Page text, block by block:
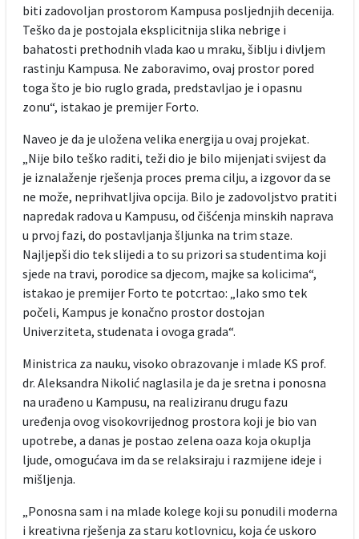
biti zadovoljan prostorom Kampusa posljednjih decenija.
Teško da je postojala eksplicitnija slika nebrige i
bahatosti prethodnih vlada kao u mraku, šiblju i divljem
rastinju Kampusa. Ne zaboravimo, ovaj prostor pored
toga što je bio ruglo grada, predstavljao je i opasnu
zonu“, istakao je premijer Forto.
Naveo je da je uložena velika energija u ovaj projekat.
„Nije bilo teško raditi, teži dio je bilo mijenjati svijest da
je iznalaženje rješenja proces prema cilju, a izgovor da se
ne može, neprihvatljiva opcija. Bilo je zadovoljstvo pratiti
napredak radova u Kampusu, od čišćenja minskih naprava
u prvoj fazi, do postavljanja šljunka na trim staze.
Najljepši dio tek slijedi a to su prizori sa studentima koji
sjede na travi, porodice sa djecom, majke sa kolicima“,
istakao je premijer Forto te potcrtao: „Iako smo tek
počeli, Kampus je konačno prostor dostojan
Univerziteta, studenata i ovoga grada“.
Ministrica za nauku, visoko obrazovanje i mlade KS prof.
dr. Aleksandra Nikolić naglasila je da je sretna i ponosna
na urađeno u Kampusu, na realiziranu drugu fazu
uređenja ovog visokovrijednog prostora koji je bio van
upotrebe, a danas je postao zelena oaza koja okuplja
ljude, omogućava im da se relaksiraju i razmijene ideje i
mišljenja.
„Ponosna sam i na mlade kolege koji su ponudili moderna
i kreativna rješenja za staru kotlovnicu, koja će uskoro